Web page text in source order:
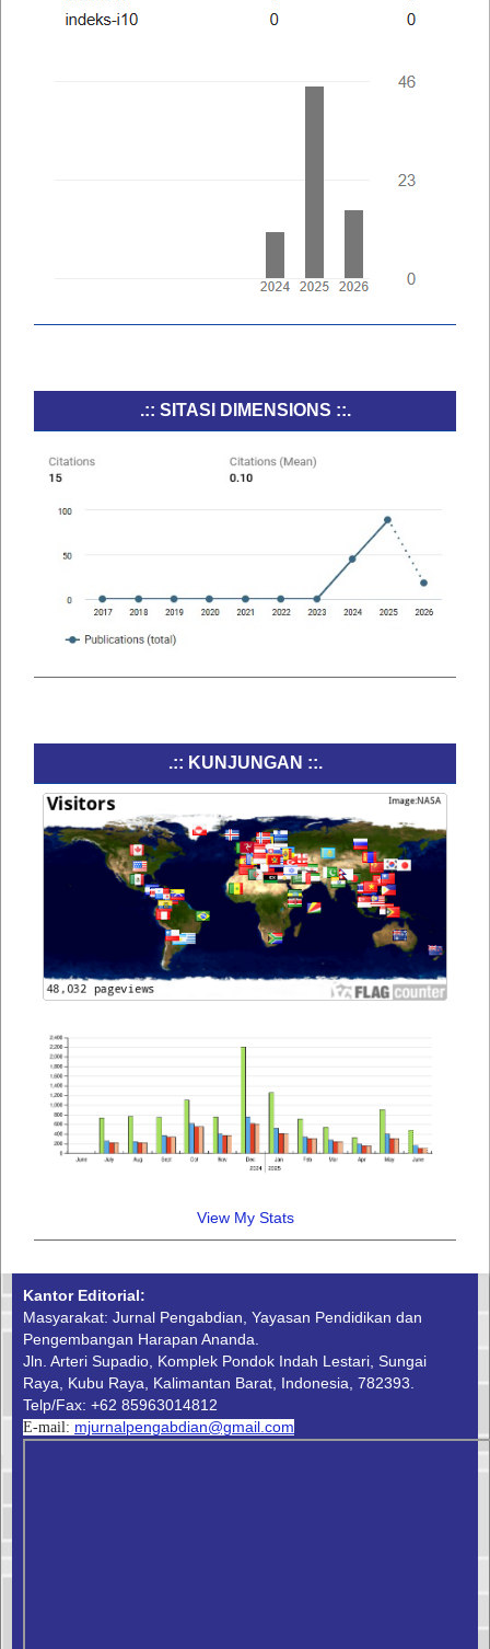
.:: SITASI DIMENSIONS ::.
.:: KUNJUNGAN ::.
View My Stats
Kantor Editorial:
Masyarakat: Jurnal Pengabdian, Yayasan Pendidikan dan
Pengembangan Harapan Ananda.
Jln. Arteri Supadio, Komplek Pondok Indah Lestari, Sungai
Raya, Kubu Raya, Kalimantan Barat, Indonesia, 782393.
Telp/Fax: +62 85963014812
E-mail: mjurnalpengabdian@gmail.com